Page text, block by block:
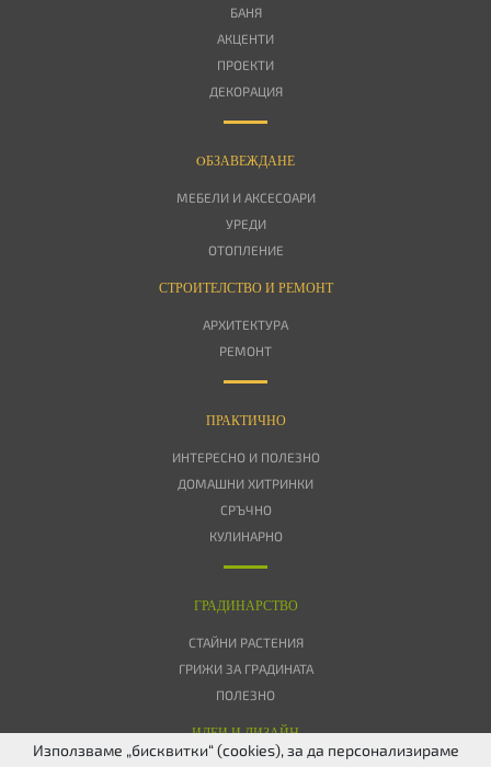
БАНЯ
АКЦЕНТИ
ПРОЕКТИ
ДЕКОРАЦИЯ
OБЗАВЕЖДАНЕ
МЕБЕЛИ И АКСЕСОАРИ
УРЕДИ
ОТОПЛЕНИЕ
СТРОИТЕЛСТВО И РЕМОНТ
АРХИТЕКТУРА
РЕМОНТ
ПРАКТИЧНО
ИНТЕРЕСНО И ПОЛЕЗНО
ДОМАШНИ ХИТРИНКИ
СРЪЧНО
КУЛИНАРНО
ГРАДИНАРСТВО
СТАЙНИ РАСТЕНИЯ
ГРИЖИ ЗА ГРАДИНАТА
ПОЛЕЗНО
ИДЕИ И ДИЗАЙН
Използваме „бисквитки“ (cookies), за да персонализираме